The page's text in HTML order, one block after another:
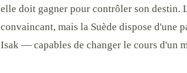
elle doit gagner pour contrôler son destin.
convaincant, mais la Suède dispose
Isak — capables de changer le cours d'un